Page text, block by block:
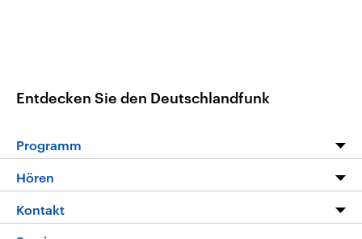
Entdecken Sie den Deutschlandfunk
Programm
Die Nachrichten
Hören
Livestream
Kontakt